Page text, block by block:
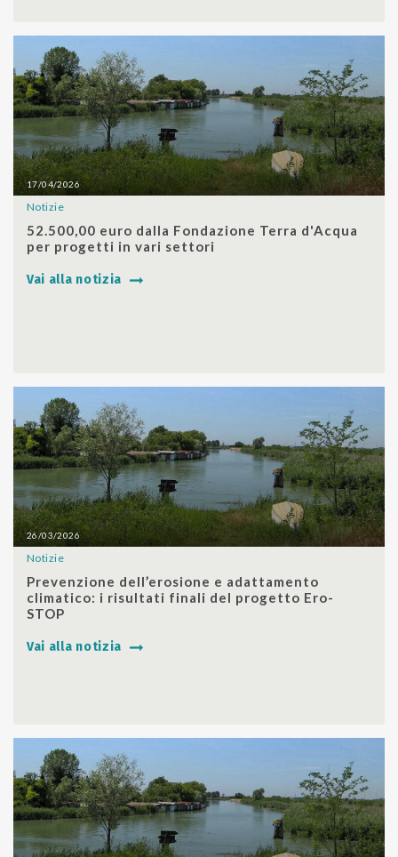
17/04/2026
Notizie
52.500,00 euro dalla Fondazione Terra d'Acqua
per progetti in vari settori
Vai alla notizia
26/03/2026
Notizie
Prevenzione dell’erosione e adattamento
climatico: i risultati finali del progetto Ero-
STOP
Vai alla notizia